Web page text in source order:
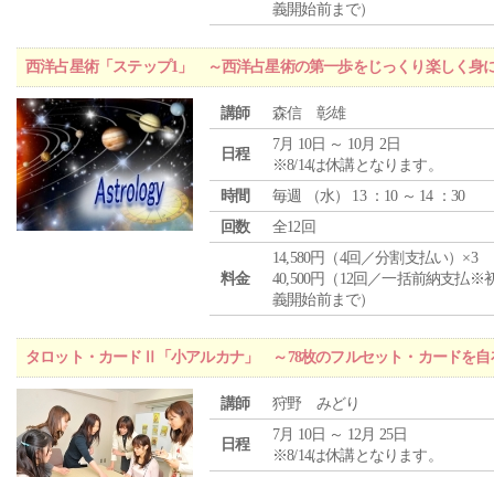
義開始前まで）
西洋占星術「ステップ1」 ～西洋占星術の第一歩をじっくり楽しく身
講師 森信 彰雄
日程
7月 10日 ～ 10月 2日
※8/14は休講となります。
時間
毎週 （水） 13 ：10 ～ 14 ：30
回数
全12回
料金
14,580円（4回／分割支払い）×3
40,500円（12回／一括前納支払※
義開始前まで）
タロット・カードⅡ「小アルカナ」 ～78枚のフルセット・カードを自
講師 狩野 みどり
日程
7月 10日 ～ 12月 25日
※8/14は休講となります。